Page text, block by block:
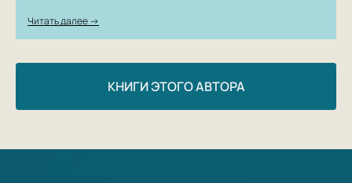
Читать далее →
КНИГИ ЭТОГО АВТОРА